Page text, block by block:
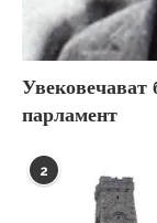
Увековечават
парламент
2